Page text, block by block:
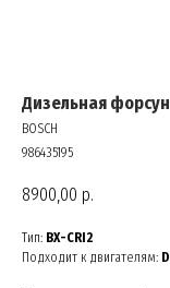
Дизельная
BOSCH
986435195
8900,00 р.
Тип: BX-CRI2
Подходит к двигателям: